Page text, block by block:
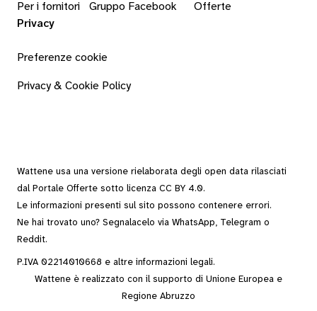
Per i fornitori Gruppo Facebook
Offerte
Privacy
Preferenze cookie
Privacy & Cookie Policy
Wattene usa una versione rielaborata degli open data rilasciati
dal Portale Offerte sotto licenza CC BY 4.0.
Le informazioni presenti sul sito possono contenere errori.
Ne hai trovato uno? Segnalacelo via WhatsApp, Telegram o
Reddit.
P.IVA 02214010668 e altre informazioni legali.
Wattene è realizzato con il supporto di Unione Europea e
Regione Abruzzo